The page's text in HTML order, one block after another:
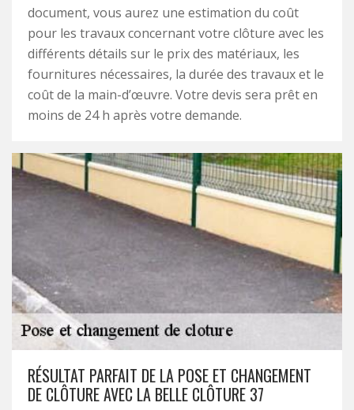
document, vous aurez une estimation du coût
pour les travaux concernant votre clôture avec les
différents détails sur le prix des matériaux, les
fournitures nécessaires, la durée des travaux et le
coût de la main-d’œuvre. Votre devis sera prêt en
moins de 24 h après votre demande.
RÉSULTAT PARFAIT DE LA POSE ET CHANGEMENT
DE CLÔTURE AVEC LA BELLE CLÔTURE 37